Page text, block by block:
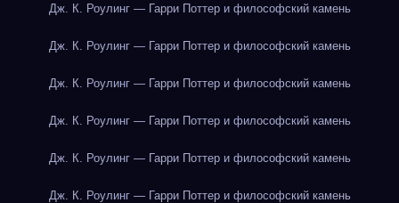
Дж. К. Роулинг — Гарри Поттер и философский камень
Дж. К. Роулинг — Гарри Поттер и философский камень
Дж. К. Роулинг — Гарри Поттер и философский камень
Дж. К. Роулинг — Гарри Поттер и философский камень
Дж. К. Роулинг — Гарри Поттер и философский камень
Дж. К. Роулинг — Гарри Поттер и философский камень